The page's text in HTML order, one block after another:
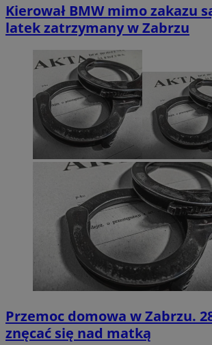
Kierował BMW mimo zakazu
latek zatrzymany w Zabrzu
Przemoc domowa w Zabrzu.
znęcać się nad matką